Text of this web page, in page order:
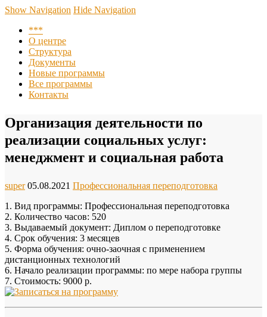
Центр повышения квалификации, подготовки и
Шамиля
Show Navigation Hide Navigation
***
О центре
Структура
Документы
Новые программы
Все программы
Контакты
Организация деятельности по
реализации социальных услуг:
менеджмент и социальная работа
super 05.08.2021 Профессиональная переподготовка
1. Вид программы: Профессиональная переподготовка
2. Количество часов: 520
3. Выдаваемый документ: Диплом о переподготовке
4. Срок обучения: 3 месяцев
5. Форма обучения: очно-заочная с применением
дистанционных технологий
6. Начало реализации программы: по мере набора группы
7. Стоимость: 9000 р.